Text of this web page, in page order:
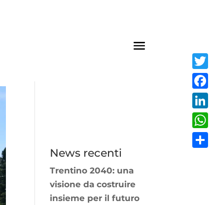
News recenti
Trentino 2040: una
visione da costruire
insieme per il futuro